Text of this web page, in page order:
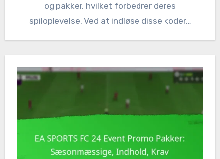
og pakker, hvilket forbedrer deres
spiloplevelse. Ved at indløse disse koder…